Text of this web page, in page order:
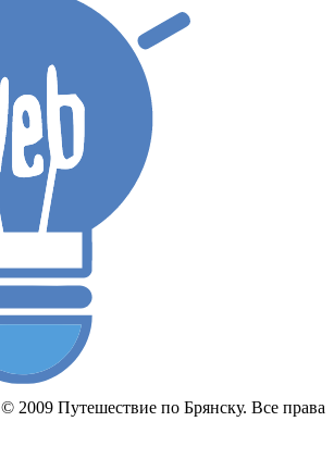
© 2009 Путешествие по Брянску. Все права